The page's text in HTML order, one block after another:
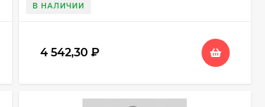
В НАЛИЧИИ
4 542,30 ₽